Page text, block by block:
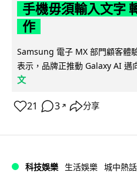
手機毋須輸入文字
作
Samsung 電子 MX 部門顧客體
表示，品牌正推動 Galaxy AI 邁
文
21 3 ↗ 分享
科技娛樂 生活娛樂 城中熱話